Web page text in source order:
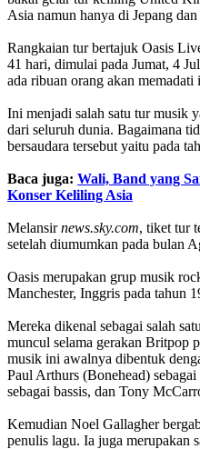
Asia namun hanya di Jepang
Rangkaian tur bertajuk Oasis
41 hari, dimulai pada Jumat, 4
ada ribuan orang akan memadati
Ini menjadi salah satu tur musik
dari seluruh dunia. Bagaimana
bersaudara tersebut yaitu pada
Baca juga: Wali, Band yang
Konser Keliling Asia
Melansirnews.sky.com, tiket tur
setelah diumumkan pada bulan
Oasis merupakan grup musik
Manchester, Inggris pada tahun
Mereka dikenal sebagai salah
muncul selama gerakan Britpop
musik ini awalnya dibentuk
Paul Arthurs (Bonehead)
sebagai bassis, dan Tony
Kemudian Noel Gallagher
penulis lagu. Ia juga merupakan